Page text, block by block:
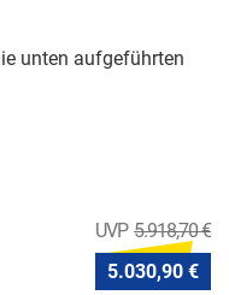
unten aufgeführten
5.918,70 €
5.030,90 €